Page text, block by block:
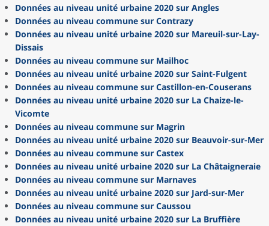
Données au niveau unité urbaine 2020 sur Angles
Données au niveau commune sur Contrazy
Données au niveau unité urbaine 2020 sur Mareuil-sur-Lay-
Dissais
Données au niveau commune sur Mailhoc
Données au niveau unité urbaine 2020 sur Saint-Fulgent
Données au niveau commune sur Castillon-en-Couserans
Données au niveau unité urbaine 2020 sur La Chaize-le-
Vicomte
Données au niveau commune sur Magrin
Données au niveau unité urbaine 2020 sur Beauvoir-sur-Mer
Données au niveau commune sur Castex
Données au niveau unité urbaine 2020 sur La Châtaigneraie
Données au niveau commune sur Marnaves
Données au niveau unité urbaine 2020 sur Jard-sur-Mer
Données au niveau commune sur Caussou
Données au niveau unité urbaine 2020 sur La Bruffière